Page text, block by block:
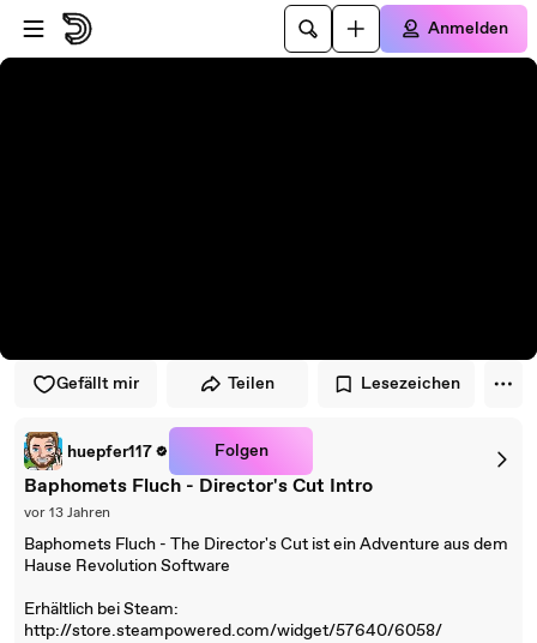
Zum Player springen
Zum Hauptinhalt springen
Anmelden
Gefällt mir Teilen Lesezeichen
huepfer117 Folgen
Baphomets Fluch - Director's Cut Intro
vor 13 Jahren
Baphomets Fluch - The Director's Cut ist ein Adventure aus dem
Hause Revolution Software
Erhältlich bei Steam:
http://store.steampowered.com/widget/57640/6058/